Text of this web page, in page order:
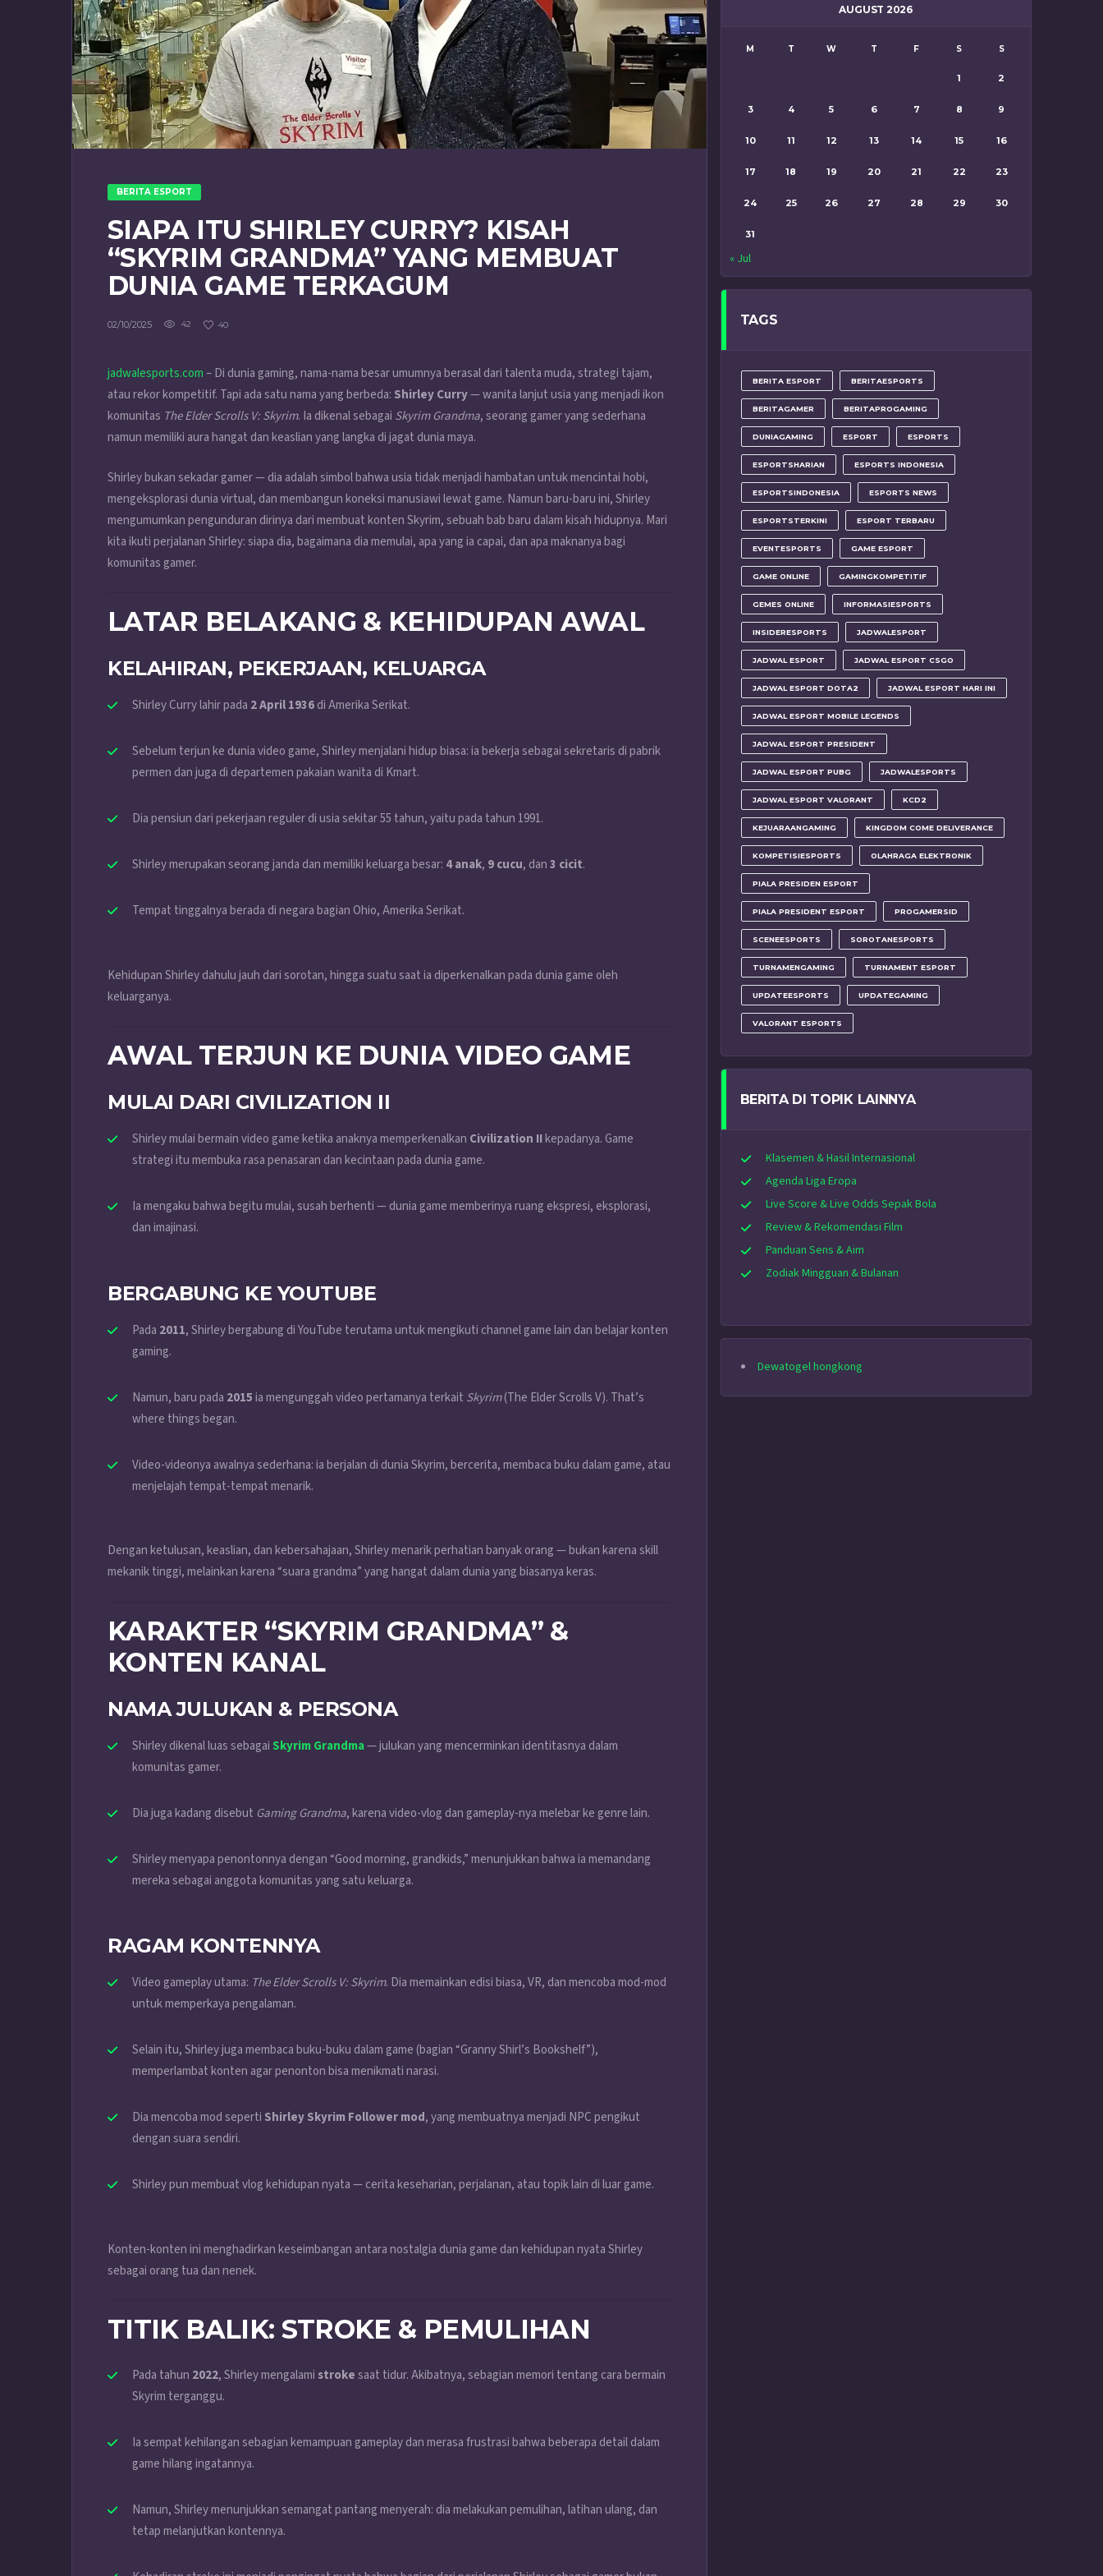
BERITA ESPORT
SIAPA ITU SHIRLEY CURRY? KISAH
“SKYRIM GRANDMA” YANG MEMBUAT
DUNIA GAME TERKAGUM
02/10/2025 42 40
jadwalesports.com– Di dunia gaming, nama-nama besar umumnya berasal dari talenta muda, strategi tajam,
atau rekor kompetitif. Tapi ada satu nama yang berbeda: Shirley Curry— wanita lanjut usia yang menjadi ikon
komunitas The Elder Scrolls V: Skyrim. Ia dikenal sebagai Skyrim Grandma, seorang gamer yang sederhana
namun memiliki aura hangat dan keaslian yang langka di jagat dunia maya.
Shirley bukan sekadar gamer — dia adalah simbol bahwa usia tidak menjadi hambatan untuk mencintai hobi,
mengeksplorasi dunia virtual, dan membangun koneksi manusiawi lewat game. Namun baru-baru ini, Shirley
mengumumkan pengunduran dirinya dari membuat konten Skyrim, sebuah bab baru dalam kisah hidupnya. Mari
kita ikuti perjalanan Shirley: siapa dia, bagaimana dia memulai, apa yang ia capai, dan apa maknanya bagi
komunitas gamer.
LATAR BELAKANG & KEHIDUPAN AWAL
KELAHIRAN, PEKERJAAN, KELUARGA
Shirley Curry lahir pada 2 April 1936di Amerika Serikat.
Sebelum terjun ke dunia video game, Shirley menjalani hidup biasa: ia bekerja sebagai sekretaris di pabrik
permen dan juga di departemen pakaian wanita di Kmart.
Dia pensiun dari pekerjaan reguler di usia sekitar 55 tahun, yaitu pada tahun 1991.
Shirley merupakan seorang janda dan memiliki keluarga besar: 4 anak, 9 cucu, dan3 cicit.
Tempat tinggalnya berada di negara bagian Ohio, Amerika Serikat.
Kehidupan Shirley dahulu jauh dari sorotan, hingga suatu saat ia diperkenalkan pada dunia game oleh
keluarganya.
AWAL TERJUN KE DUNIA VIDEO GAME
MULAI DARI CIVILIZATION II
Shirley mulai bermain video game ketika anaknya memperkenalkan Civilization IIkepadanya. Game
strategi itu membuka rasa penasaran dan kecintaan pada dunia game.
Ia mengaku bahwa begitu mulai, susah berhenti — dunia game memberinya ruang ekspresi, eksplorasi,
dan imajinasi.
BERGABUNG KE YOUTUBE
Pada 2011, Shirley bergabung di YouTube terutama untuk mengikuti channel game lain dan belajar konten
gaming.
Namun, baru pada 2015ia mengunggah video pertamanya terkait Skyrim(The Elder Scrolls V). That’s
where things began.
Video-videonya awalnya sederhana: ia berjalan di dunia Skyrim, bercerita, membaca buku dalam game, atau
menjelajah tempat-tempat menarik.
Dengan ketulusan, keaslian, dan kebersahajaan, Shirley menarik perhatian banyak orang — bukan karena skill
mekanik tinggi, melainkan karena “suara grandma” yang hangat dalam dunia yang biasanya keras.
KARAKTER “SKYRIM GRANDMA” &
KONTEN KANAL
NAMA JULUKAN & PERSONA
Shirley dikenal luas sebagaiSkyrim Grandma— julukan yang mencerminkan identitasnya dalam
komunitas gamer.
Dia juga kadang disebut Gaming Grandma, karena video-vlog dan gameplay-nya melebar ke genre lain.
Shirley menyapa penontonnya dengan “Good morning, grandkids,” menunjukkan bahwa ia memandang
mereka sebagai anggota komunitas yang satu keluarga.
RAGAM KONTENNYA
Video gameplay utama: The Elder Scrolls V: Skyrim. Dia memainkan edisi biasa, VR, dan mencoba mod-mod
untuk memperkaya pengalaman.
Selain itu, Shirley juga membaca buku-buku dalam game (bagian “Granny Shirl’s Bookshelf”),
memperlambat konten agar penonton bisa menikmati narasi.
Dia mencoba mod seperti Shirley Skyrim Follower mod, yang membuatnya menjadi NPC pengikut
dengan suara sendiri.
Shirley pun membuat vlog kehidupan nyata — cerita keseharian, perjalanan, atau topik lain di luar game.
Konten-konten ini menghadirkan keseimbangan antara nostalgia dunia game dan kehidupan nyata Shirley
sebagai orang tua dan nenek.
TITIK BALIK: STROKE & PEMULIHAN
Pada tahun 2022, Shirley mengalami strokesaat tidur. Akibatnya, sebagian memori tentang cara bermain
Skyrim terganggu.
Ia sempat kehilangan sebagian kemampuan gameplay dan merasa frustrasi bahwa beberapa detail dalam
game hilang ingatannya.
Namun, Shirley menunjukkan semangat pantang menyerah: dia melakukan pemulihan, latihan ulang, dan
tetap melanjutkan kontennya.
AUGUST 2026
M T W T F S S
1 2
3 4 5 6 7 8 9
10 11 12 13 14 15 16
17 18 19 20 21 22 23
24 25 26 27 28 29 30
31
« Jul
TAGS
BERITA ESPORT BERITAESPORTS
BERITAGAMER BERITAPROGAMING
DUNIAGAMING ESPORT ESPORTS
ESPORTSHARIAN ESPORTS INDONESIA
ESPORTSINDONESIA ESPORTS NEWS
ESPORTSTERKINI ESPORT TERBARU
EVENTESPORTS GAME ESPORT
GAME ONLINE GAMINGKOMPETITIF
GEMES ONLINE INFORMASIESPORTS
INSIDERESPORTS JADWALESPORT
JADWAL ESPORT JADWAL ESPORT CSGO
JADWAL ESPORT DOTA2 JADWAL ESPORT HARI INI
JADWAL ESPORT MOBILE LEGENDS
JADWAL ESPORT PRESIDENT
JADWAL ESPORT PUBG JADWALESPORTS
JADWAL ESPORT VALORANT KCD2
KEJUARAANGAMING KINGDOM COME DELIVERANCE
KOMPETISIESPORTS OLAHRAGA ELEKTRONIK
PIALA PRESIDEN ESPORT
PIALA PRESIDENT ESPORT PROGAMERSID
SCENEESPORTS SOROTANESPORTS
TURNAMENGAMING TURNAMENT ESPORT
UPDATEESPORTS UPDATEGAMING
VALORANT ESPORTS
BERITA DI TOPIK LAINNYA
Klasemen & Hasil Internasional
Agenda Liga Eropa
Live Score & Live Odds Sepak Bola
Review & Rekomendasi Film
Panduan Sens & Aim
Zodiak Mingguan & Bulanan
Dewatogel hongkong